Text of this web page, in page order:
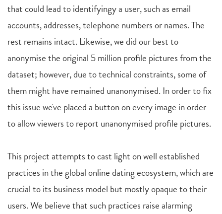
that could lead to identifyingy a user, such as email
accounts, addresses, telephone numbers or names. The
rest remains intact. Likewise, we did our best to
anonymise the original 5 million profile pictures from the
dataset; however, due to technical constraints, some of
them might have remained unanonymised. In order to fix
this issue we've placed a button on every image in order
to allow viewers to report unanonymised profile pictures.
This project attempts to cast light on well established
practices in the global online dating ecosystem, which are
crucial to its business model but mostly opaque to their
users. We believe that such practices raise alarming